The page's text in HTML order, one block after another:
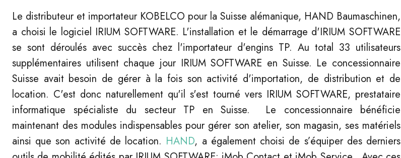
Le distributeur et importateur KOBELCO pour la Suisse alémanique, HAND Baumaschinen,
a choisi le logiciel IRIUM SOFTWARE. L'installation et le démarrage d'IRIUM SOFTWARE
se sont déroulés avec succès chez l'importateur d'engins TP. Au total 33 utilisateurs
supplémentaires utilisent chaque jour IRIUM SOFTWARE en Suisse. Le concessionnaire
Suisse avait besoin de gérer à la fois son activité d'importation, de distribution et de
location. C'est donc naturellement qu'il s'est tourné vers IRIUM SOFTWARE, prestataire
informatique spécialiste du secteur TP en Suisse. Le concessionnaire bénéficie
maintenant des modules indispensables pour gérer son atelier, son magasin, ses matériels
ainsi que son activité de location. HAND, a également choisi de s’équiper des derniers